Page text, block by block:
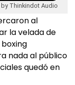
Thinkindot Audio
al
la velada de
nada al público
quedó en